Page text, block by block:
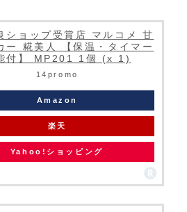
ショップ受賞店 マルコメ 甘
ー 糀美人 【保温・タイマー
付】 MP201 1個 (x 1)
14promo
Amazon
楽天
Yahoo!ショッピング